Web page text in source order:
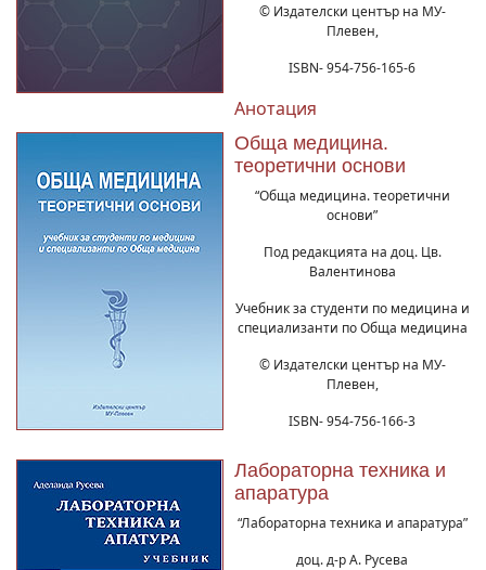
© Издателски център на МУ-
Плевен,
ISBN- 954-756-165-6
Анотация
Обща медицина.
теоретични основи
“Обща медицина. теоретични
основи”
Под редакцията на доц. Цв.
Валентинова
Учебник за студенти по медицина и
специализанти по Обща медицина
© Издателски център на МУ-
Плевен,
ISBN- 954-756-166-3
Лабораторна техника и
апаратура
“Лабораторна техника и апаратура”
доц. д-р А. Русева